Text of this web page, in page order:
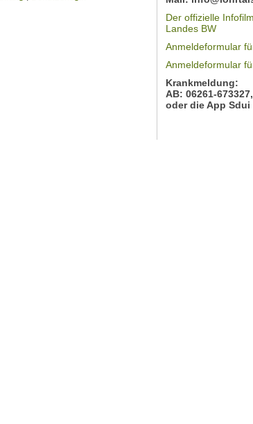
Der offizielle
Landes BW
Anmeldeformular
Anmeldeformular
Krankmeldung:
AB: 06261-
oder die App Sdui